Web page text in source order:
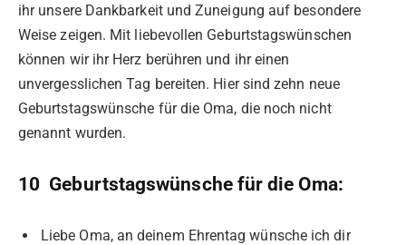
ihr unsere Dankbarkeit und Zuneigung auf besondere
Weise zeigen. Mit liebevollen Geburtstagswünschen
können wir ihr Herz berühren und ihr einen
unvergesslichen Tag bereiten. Hier sind zehn neue
Geburtstagswünsche für die Oma, die noch nicht
genannt wurden.
10 Geburtstagswünsche für die Oma:
Liebe Oma, an deinem Ehrentag wünsche ich dir